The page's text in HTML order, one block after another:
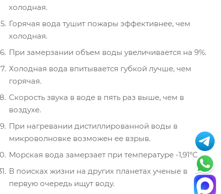
холодная.
Горячая вода тушит пожары эффективнее, чем
холодная.
При замерзании объем воды увеличивается на 9%.
Холодная вода впитывается губкой лучше, чем
горячая.
Скорость звука в воде в пять раз выше, чем в
воздухе.
При нагревании дистиллированной воды в
микроволновке возможен ее взрыв.
Морская вода замерзает при температуре -1,91°C.
В поисках жизни на других планетах ученые в
первую очередь ищут воду.